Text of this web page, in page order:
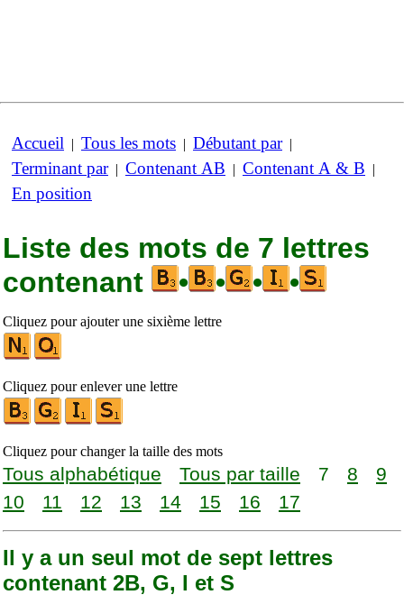
Accueil | Tous les mots | Débutant par|
Terminant par| Contenant AB | Contenant A & B |
En position
Liste des mots de 7 lettres
contenant
• • • •
Cliquez pour ajouter une sixième lettre
Cliquez pour enlever une lettre
Cliquez pour changer la taille des mots
Tous alphabétique Tous par taille 7 8
9
10
11 12 13 14 15 16 17
Il y a un seul mot de sept lettres
contenant 2B, G, I et S